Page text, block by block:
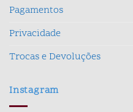
Pagamentos
Privacidade
Trocas e Devoluções
Instagram